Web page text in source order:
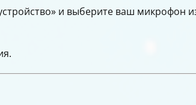
и выберите ваш микрофон